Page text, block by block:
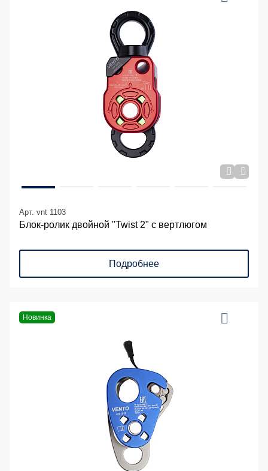
Арт. vnt 1103
Блок-ролик двойной "Twist 2" с вертлюгом
Подробнее
Новинка